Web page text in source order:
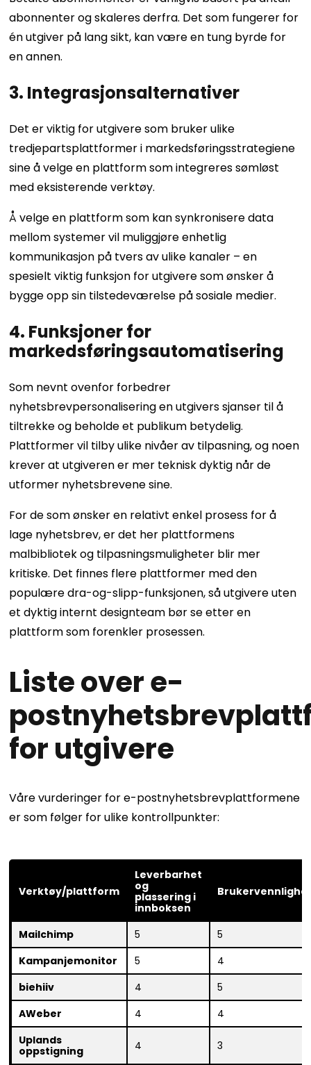
abonnenter og skaleres derfra. Det som fungerer for
én utgiver på lang sikt, kan være en tung byrde for
en annen.
3. Integrasjonsalternativer
Det er viktig for utgivere som bruker ulike
tredjepartsplattformer i markedsføringsstrategiene
sine å velge en plattform som integreres sømløst
med eksisterende verktøy.
Å velge en plattform som kan synkronisere data
mellom systemer vil muliggjøre enhetlig
kommunikasjon på tvers av ulike kanaler – en
spesielt viktig funksjon for utgivere som ønsker å
bygge opp sin tilstedeværelse på sosiale medier.
4. Funksjoner for
markedsføringsautomatisering
Som nevnt ovenfor forbedrer
nyhetsbrevpersonalisering en utgivers sjanser til å
tiltrekke og beholde et publikum betydelig.
Plattformer vil tilby ulike nivåer av tilpasning, og noen
krever at utgiveren er mer teknisk dyktig når de
utformer nyhetsbrevene sine.
For de som ønsker en relativt enkel prosess for å
lage nyhetsbrev, er det her plattformens
malbibliotek og tilpasningsmuligheter blir mer
kritiske. Det finnes flere plattformer med den
populære dra-og-slipp-funksjonen, så utgivere uten
et dyktig internt designteam bør se etter en
plattform som forenkler prosessen.
Liste over e-
for utgivere
Våre vurderinger for e-postnyhetsbrevplattformene
er som følger for ulike kontrollpunkter:
Verktøy/plattform
Leverbarhet
og
plassering i
innboksen
Mailchimp 5
5
Kampanjemonitor
5
4
biehiiv
4
5
AWeber
4
4
Uplands
oppstigning
4 3